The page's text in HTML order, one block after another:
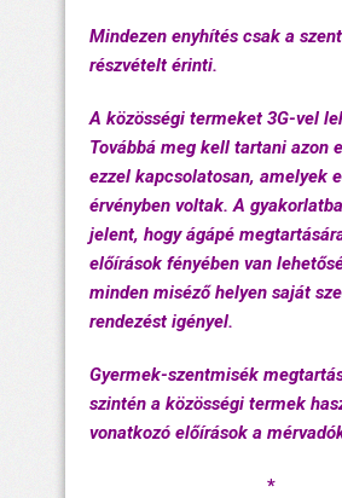
Mindezen enyhítés csak a
részvételt érinti.
A közösségi termeket 3G-vel
Továbbá meg kell tartani azon
ezzel kapcsolatosan, amelyek
érvényben voltak. A
jelent, hogy ágápé
előírások fényében van
minden miséző helyen saját
rendezést igényel.
Gyermek-szentmisék
szintén a közösségi termek
vonatkozó előírások a
*